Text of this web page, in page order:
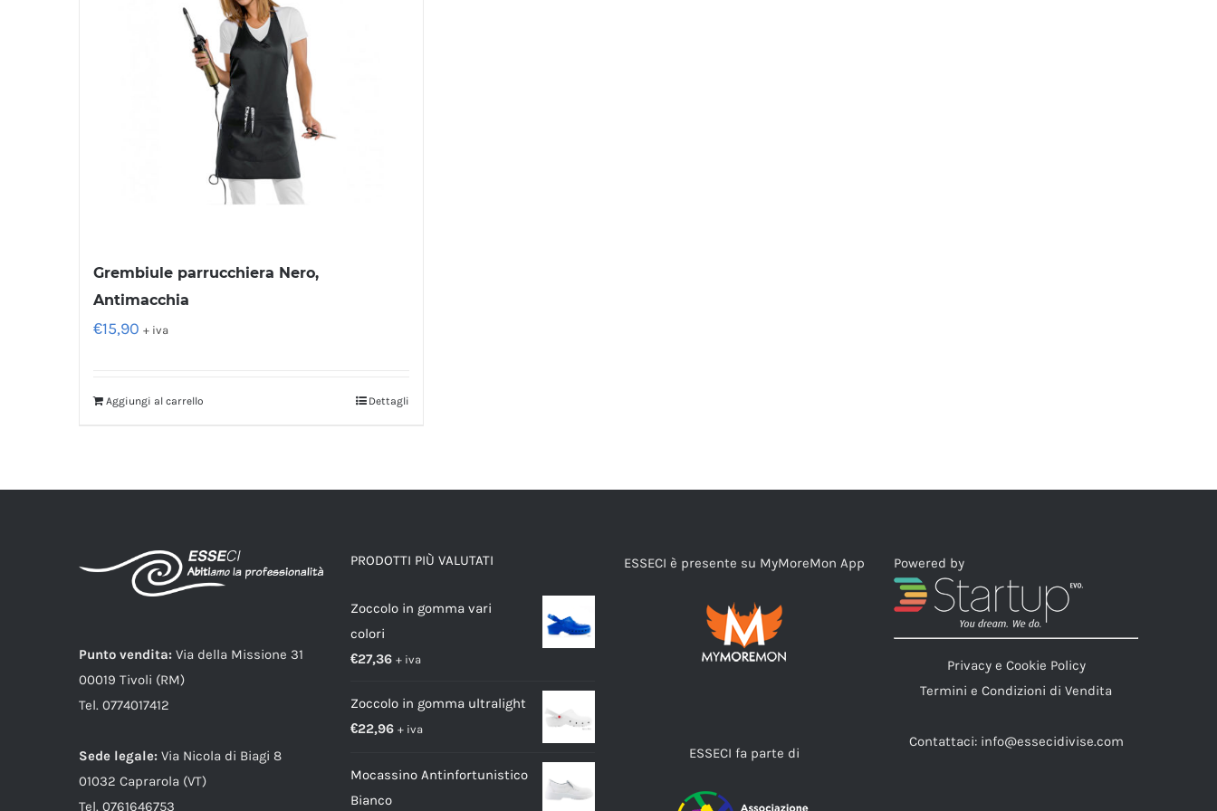
Grembiule parrucchiera Nero,
Antimacchia
€15,90 + iva
Aggiungi al carrello Dettagli
Punto vendita: Via della Missione 31
00019 Tivoli (RM)
Tel. 0774017412
Sede legale: Via Nicola di Biagi 8
01032 Caprarola (VT)
Tel. 0761646753
PRODOTTI PIÙ VALUTATI
Zoccolo in gomma vari
colori
€27,36 + iva
Zoccolo in gomma ultralight
€22,96 + iva
Mocassino Antinfortunistico
Bianco
ESSECI è presente su MyMoreMon App
ESSECI fa parte di
Powered by
Privacy e Cookie Policy
Termini e Condizioni di Vendita
Contattaci: info@essecidivise.com